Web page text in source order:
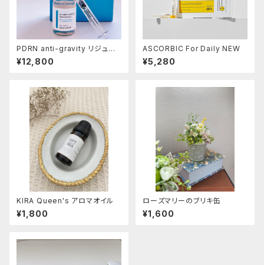
PDRN anti-gravity リジュラ
ン美容液
¥12,800
ASCORBIC For Daily NEW
¥5,280
KIRA Queen's アロマオイル
¥1,800
ローズマリーのブリキ缶
¥1,600